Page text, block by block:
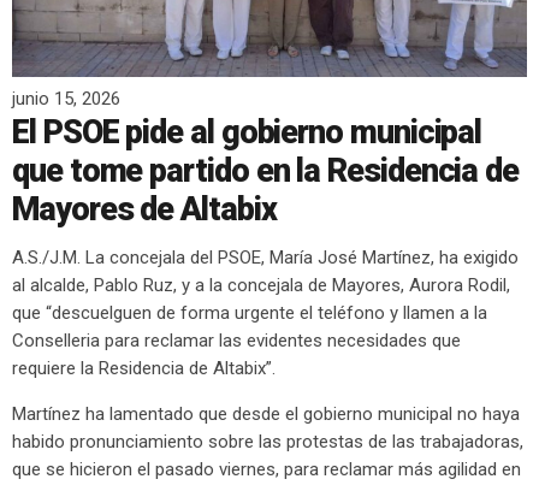
junio 15, 2026
El PSOE pide al gobierno municipal
que tome partido en la Residencia de
Mayores de Altabix
A.S./J.M. La concejala del PSOE, María José Martínez, ha exigido
al alcalde, Pablo Ruz, y a la concejala de Mayores, Aurora Rodil,
que “descuelguen de forma urgente el teléfono y llamen a la
Conselleria para reclamar las evidentes necesidades que
requiere la Residencia de Altabix”.
Martínez ha lamentado que desde el gobierno municipal no haya
habido pronunciamiento sobre las protestas de las trabajadoras,
que se hicieron el pasado viernes, para reclamar más agilidad en